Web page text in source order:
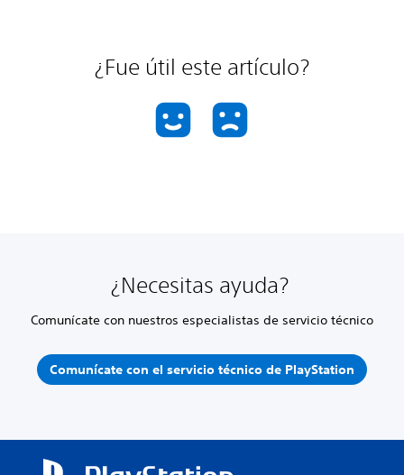
¿Fue útil este artículo?
¿Necesitas ayuda?
Comunícate con nuestros especialistas de servicio técnico
Comunícate con el servicio técnico de PlayStation